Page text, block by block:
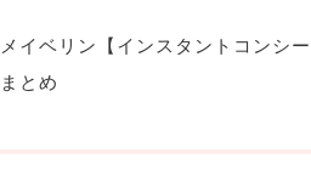
メイベリン【インスタントコンシー
まとめ